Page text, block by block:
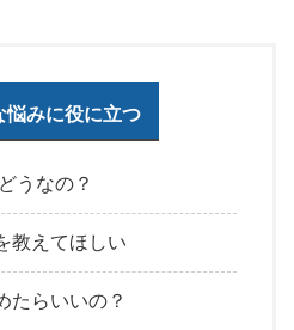
悩みに役に立つ
うなの？
教えてほしい
たらいいの？